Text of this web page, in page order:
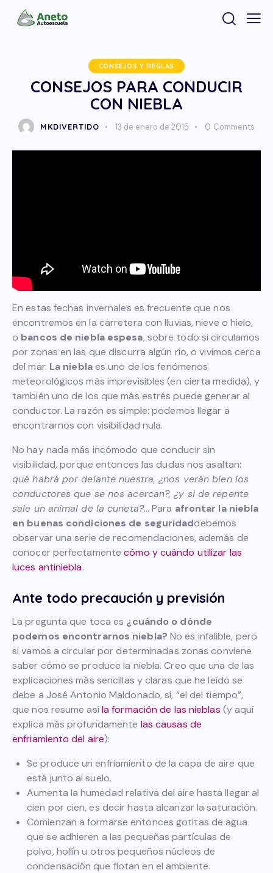
CONSEJOS Y REGLAS
CONSEJOS PARA CONDUCIR
CON NIEBLA
MKDIVERTIDO 13 de enero de 2015 0 Comments
En estas fechas invernales es frecuente que nos
encontremos en la carretera con lluvias, nieve o hielo,
o bancos de niebla espesa, sobre todo si circulamos
por zonas en las que discurra algún río, o vivimos cerca
del mar. La nieblaes uno de los fenómenos
meteorológicos más imprevisibles (en cierta medida), y
también uno de los que más estrés puede generar al
conductor. La razón es simple: podemos llegar a
encontrarnos con visibilidad nula.
No hay nada más incómodo que conducir sin
visibilidad, porque entonces las dudas nos asaltan:
qué habrá por delante nuestra, ¿nos verán bien los
conductores que se nos acercan?, ¿y si de repente
sale un animal de la cuneta?… Para afrontar la niebla
en buenas condiciones de seguridaddebemos
observar una serie de recomendaciones, además de
conocer perfectamentecómo y cuándo utilizar las
luces antiniebla.
Ante todo precaución y previsión
La pregunta que toca es ¿cuándo o dónde
podemos encontrarnos niebla? No es infalible, pero
si vamos a circular por determinadas zonas conviene
saber cómo se produce la niebla. Creo que una de las
explicaciones más sencillas y claras que he leído se
debe a José Antonio Maldonado, sí, “el del tiempo”,
que nos resume asíla formación de las nieblas (y aquí
explica más profundamente las causas de
enfriamiento del aire):
Se produce un enfriamiento de la capa de aire que
está junto al suelo.
Aumenta la humedad relativa del aire hasta llegar al
cien por cien, es decir hasta alcanzar la saturación.
Comienzan a formarse entonces gotitas de agua
que se adhieren a las pequeñas partículas de
polvo, hollín u otros pequeños núcleos de
condensación que flotan en el ambiente.